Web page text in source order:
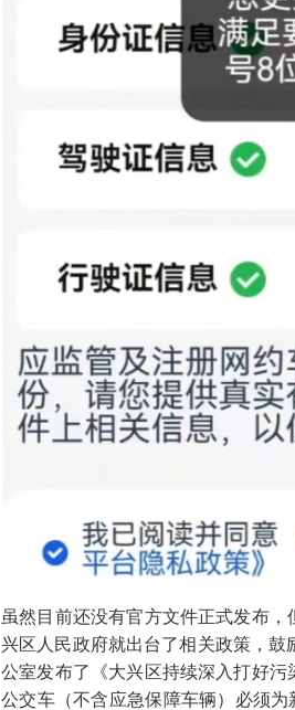
虽然目前还没有官方文件正式发布
兴区人民政府就出台了相关政策，
公室发布了《大兴区持续深入打好
公交车（不含应急保障车辆）必须